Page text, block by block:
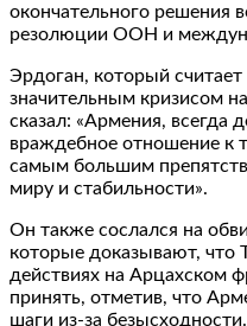
окончательного решения
резолюции ООН и
Эрдоган, который
значительным кризисом
сказал: «Армения, всегда
враждебное отношение к
самым большим
миру и стабильности».
Он также сослался на
которые доказывают, что
действиях на Арцахском
принять, отметив, что
шаги из-за безысходности.